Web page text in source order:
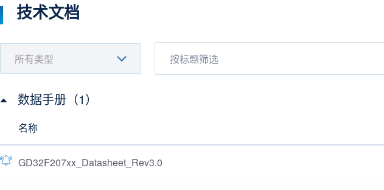
技术文档
数据手册（1）
名称
GD32F207xx_Datasheet_Rev3.0